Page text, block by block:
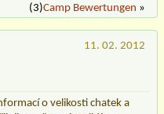
(3)Camp Bewertungen »
11. 02. 2012
o velikosti chatek a